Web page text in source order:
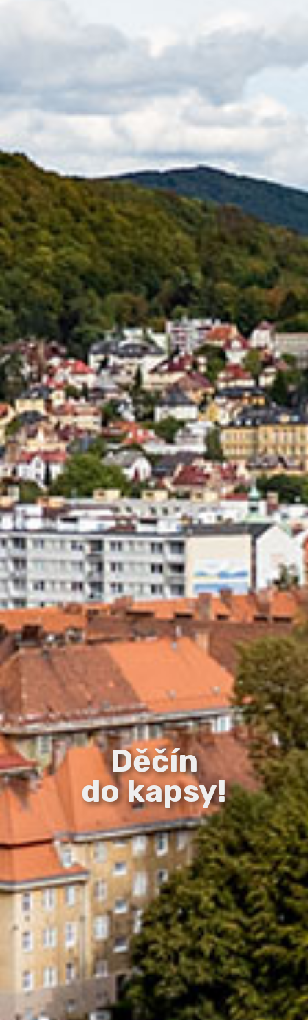
Děčín
do kapsy!